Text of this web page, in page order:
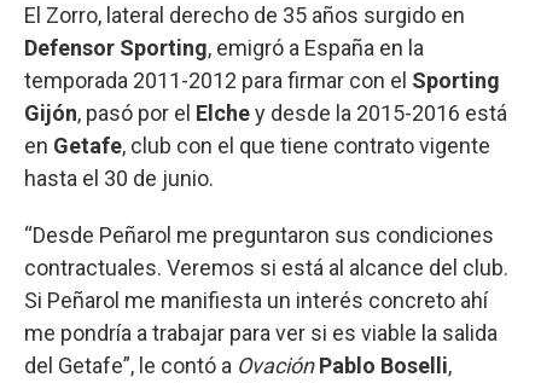
El Zorro, lateral derecho de 35 años surgido en
Defensor Sporting, emigró a España en la
temporada 2011-2012 para firmar con el Sporting
Gijón, pasó por el Elchey desde la 2015-2016 está
en Getafe, club con el que tiene contrato vigente
hasta el 30 de junio.
“Desde Peñarol me preguntaron sus condiciones
contractuales. Veremos si está al alcance del club.
Si Peñarol me manifiesta un interés concreto ahí
me pondría a trabajar para ver si es viable la salida
del Getafe”, le contó a OvaciónPablo Boselli,